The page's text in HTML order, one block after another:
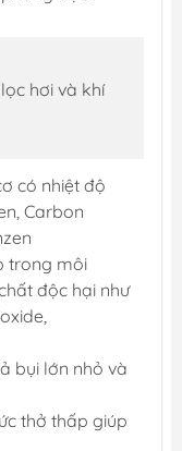
hơi và khí
có nhiệt độ
Carbon
trong môi
độc hại như
bụi lớn nhỏ và
thở thấp giúp